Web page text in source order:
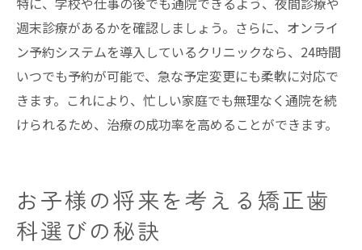
週末診療があるかを確認しましょう。さらに、オンライ
ン予約システムを導入しているクリニックなら、24時間
いつでも予約が可能で、急な予定変更にも柔軟に対応で
きます。これにより、忙しい家庭でも無理なく通院を続
けられるため、治療の成功率を高めることができます。
お子様の将来を考える矯正歯
科選びの秘訣